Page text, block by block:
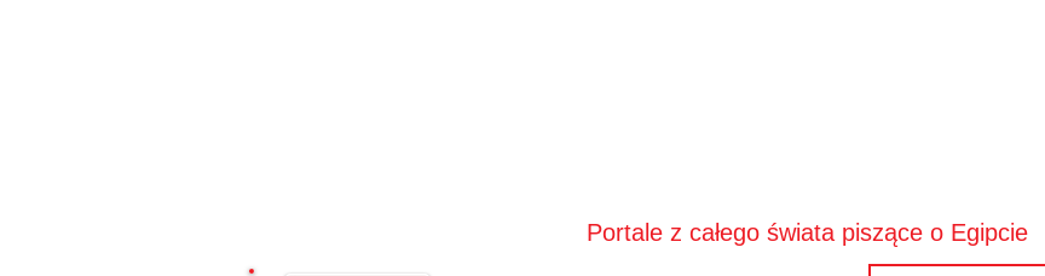
Portale z całego świata piszące o Egipcie